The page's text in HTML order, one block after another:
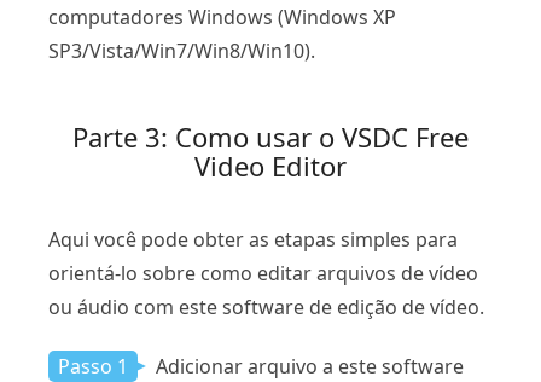
computadores Windows (Windows XP
SP3/Vista/Win7/Win8/Win10).
Parte 3: Como usar o VSDC Free
Video Editor
Aqui você pode obter as etapas simples para
orientá-lo sobre como editar arquivos de vídeo
ou áudio com este software de edição de vídeo.
Passo 1 Adicionar arquivo a este software